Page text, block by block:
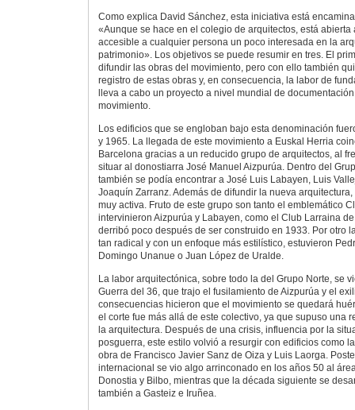
Como explica David Sánchez, esta iniciativa está
«Aunque se hace en el colegio de arquitectos, está
accesible a cualquier persona un poco interesada en la
patrimonio». Los objetivos se puede resumir en tres. El
difundir las obras del movimiento, pero con ello también
registro de estas obras y, en consecuencia, la labor de
lleva a cabo un proyecto a nivel mundial de
movimiento.
Los edificios que se engloban bajo esta denominación
y 1965. La llegada de este movimiento a Euskal Herria
Barcelona gracias a un reducido grupo de arquitectos, al
situar al donostiarra José Manuel Aizpurúa. Dentro del
también se podía encontrar a José Luis Labayen, Luis
Joaquín Zarranz. Además de difundir la nueva
muy activa. Fruto de este grupo son tanto el emblemático
intervinieron Aizpurúa y Labayen, como el Club Larraina
derribó poco después de ser construido en 1933. Por otro
tan radical y con un enfoque más estilístico, estuvieron
Domingo Unanue o Juan López de Uralde.
La labor arquitectónica, sobre todo la del Grupo Norte, se
Guerra del 36, que trajo el fusilamiento de Aizpurúa y el
consecuencias hicieron que el movimiento se quedará
el corte fue más allá de este colectivo, ya que supuso una
la arquitectura. Después de una crisis, influencia por la
posguerra, este estilo volvió a resurgir con edificios como
obra de Francisco Javier Sanz de Oiza y Luis Laorga.
internacional se vio algo arrinconado en los años 50 al
Donostia y Bilbo, mientras que la década siguiente se
también a Gasteiz e Iruñea.